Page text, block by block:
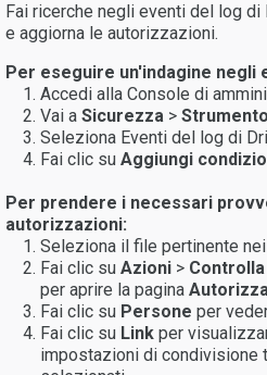
Fai ricerche negli eventi del log
e aggiorna le autorizzazioni.
Per eseguire un'indagine negli
Accedi alla Console di
Vai a Sicurezza >
Seleziona Eventi del log di
Fai clic su Aggiungi
Per prendere i necessari
autorizzazioni:
Seleziona il file pertinente
Fai clic su Azioni >
per aprire la pagina
Fai clic su Persone per
Fai clic su Link per
impostazioni di condivisione